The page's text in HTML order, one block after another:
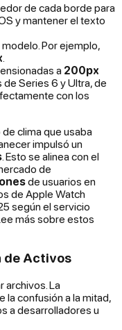
de cada borde para
y mantener el texto
modelo. Por ejemplo,
a 200px
Series 6 y Ultra, de
con los
clima que usaba
impulsó un
. Esto se alinea con el
de
de usuarios en
de Apple Watch
según el servicio
más sobre estos
de Activos
archivos. La
la confusión a la mitad,
a desarrolladores u